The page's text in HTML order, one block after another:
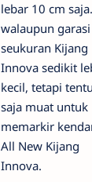
lebar 10 cm
walaupun garasi
seukuran Kijang
Innova sedikit
kecil, tetapi tentu
saja muat untuk
memarkir
All New Kijang
Innova.